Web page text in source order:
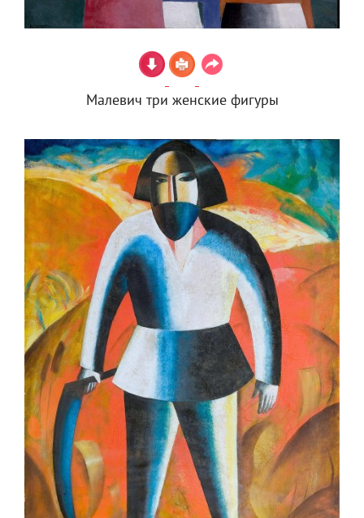
Малевич три женские фигуры